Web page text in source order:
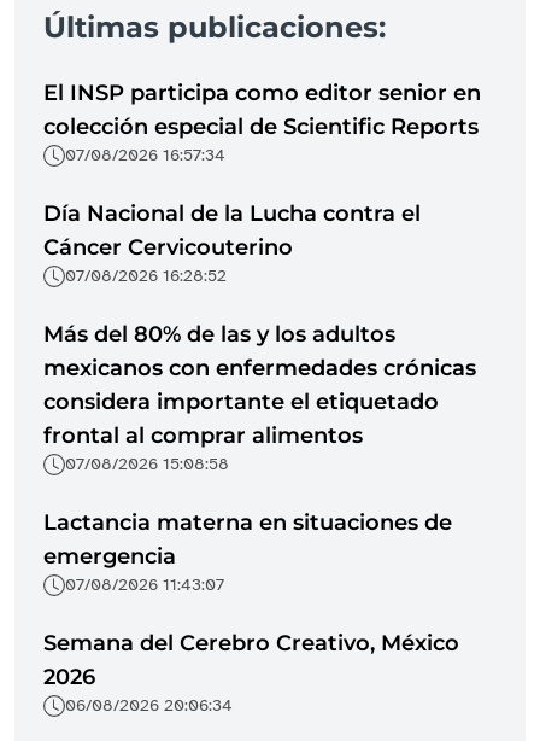
Últimas publicaciones:
El INSP participa como editor senior en
colección especial de Scientific Reports
07/08/2026 16:57:34
Día Nacional de la Lucha contra el
Cáncer Cervicouterino
07/08/2026 16:28:52
Más del 80% de las y los adultos
mexicanos con enfermedades crónicas
considera importante el etiquetado
frontal al comprar alimentos
07/08/2026 15:08:58
Lactancia materna en situaciones de
emergencia
07/08/2026 11:43:07
Semana del Cerebro Creativo, México
2026
06/08/2026 20:06:34